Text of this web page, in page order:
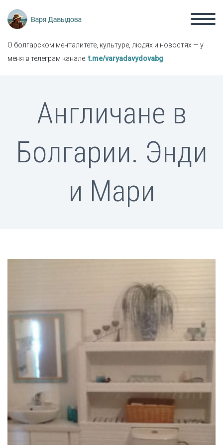
О болгарском менталитете, культуре, людях и новостях — у
меня в телеграм канале:t.me/varyadavydovabg
Англичане в
Болгарии. Энди
и Мари